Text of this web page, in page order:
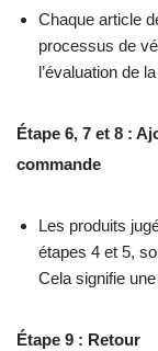
Chaque article
processus de
l’évaluation de
Étape 6, 7 et 8 :
commande
Les produits
étapes 4 et 5,
Cela signifie
Étape 9 : Retour